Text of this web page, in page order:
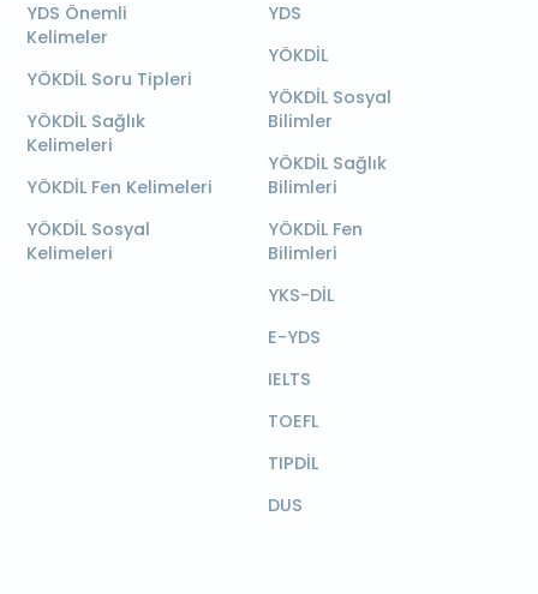
YDS Önemli
Kelimeler
YÖKDİL Soru Tipleri
YÖKDİL Sağlık
Kelimeleri
YÖKDİL Fen Kelimeleri
YÖKDİL Sosyal
Kelimeleri
YDS
YÖKDİL
YÖKDİL Sosyal
Bilimler
YÖKDİL Sağlık
Bilimleri
YÖKDİL Fen
Bilimleri
YKS-DİL
E-YDS
IELTS
TOEFL
TIPDİL
DUS